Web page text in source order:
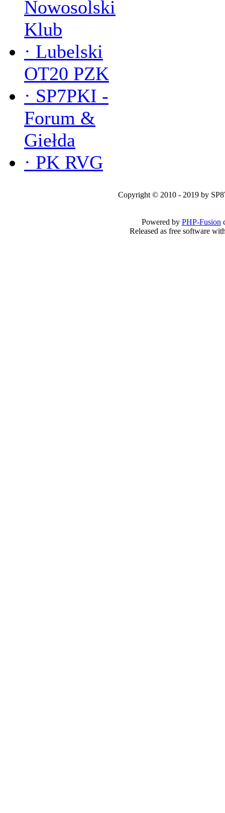
Nowosolski
Klub
· Lubelski
OT20 PZK
· SP7PKI -
Forum &
Giełda
· PK RVG
Copyright © 2010 - 2019 by
Powered by PHP-Fusion
Released as free software